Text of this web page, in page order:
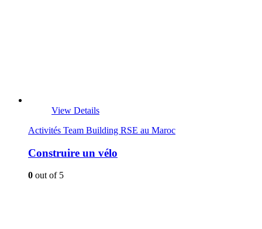
View Details
Activités Team Building RSE au Maroc
Construire un vélo
0 out of 5